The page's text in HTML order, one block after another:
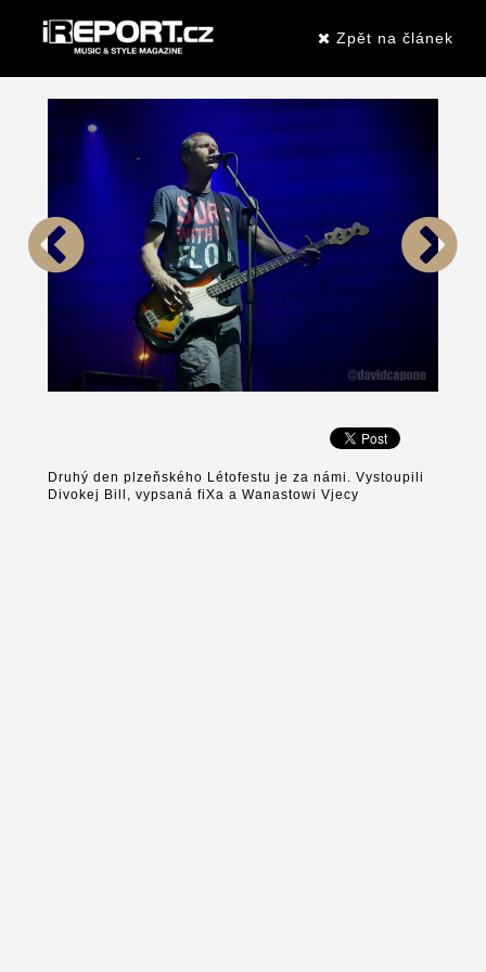
Zpět na článek
Druhý den plzeňského Létofestu je za námi. Vystoupili
Divokej Bill, vypsaná fiXa a Wanastowi Vjecy